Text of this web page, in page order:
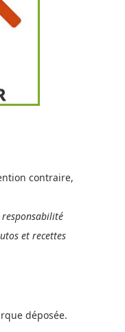
contraire,
responsabilité
et recettes
déposée.